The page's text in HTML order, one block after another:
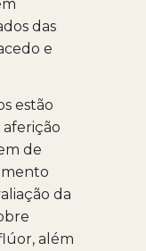
das
e
estão
de
da
além